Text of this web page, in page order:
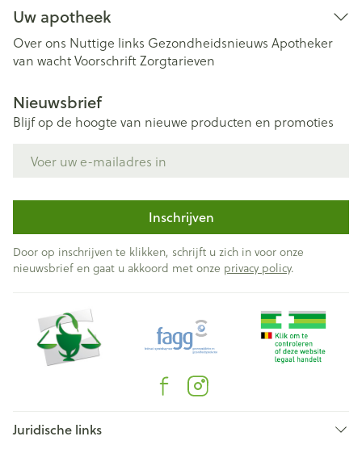
Uw apotheek
Over ons Nuttige links Gezondheidsnieuws Apotheker
van wachtVoorschriftZorgtarieven
Nieuwsbrief
Blijf op de hoogte van nieuwe producten en promoties
Inschrijven
Door op inschrijven te klikken, schrijft u zich in voor onze
nieuwsbrief en gaat u akkoord met onze privacy policy.
Juridische links